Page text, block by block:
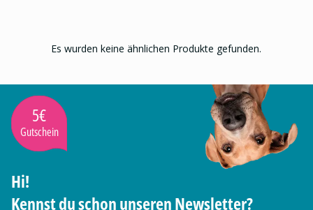
Es wurden keine ähnlichen Produkte gefunden.
5€
Gutschein
Hi!
Kennst du schon unseren Newsletter?